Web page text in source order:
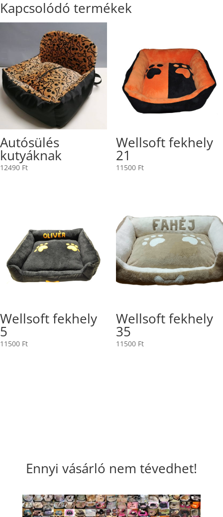
Kapcsolódó termékek
Autósülés
kutyáknak
12490 Ft
Wellsoft fekhely
21
11500 Ft
Wellsoft fekhely
5
11500 Ft
Wellsoft fekhely
35
11500 Ft
Ennyi vásárló nem tévedhet!